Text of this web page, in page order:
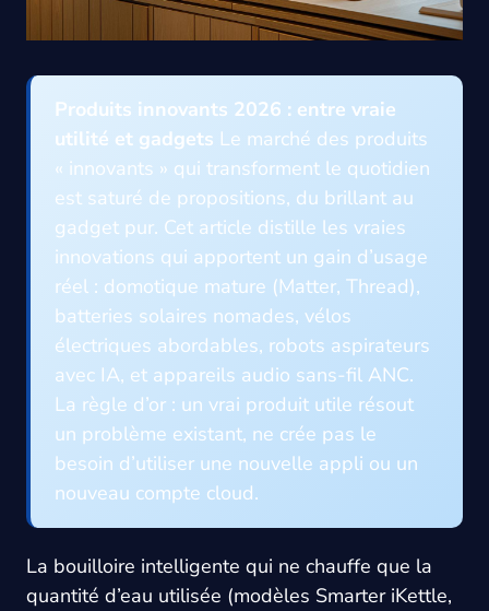
Produits innovants 2026 : entre vraie
utilité et gadgets Le marché des produits
« innovants » qui transforment le quotidien
est saturé de propositions, du brillant au
gadget pur. Cet article distille les vraies
innovations qui apportent un gain d’usage
réel : domotique mature (Matter, Thread),
batteries solaires nomades, vélos
électriques abordables, robots aspirateurs
avec IA, et appareils audio sans-fil ANC.
La règle d’or : un vrai produit utile résout
un problème existant, ne crée pas le
besoin d’utiliser une nouvelle appli ou un
nouveau compte cloud.
La bouilloire intelligente qui ne chauffe que la
quantité d’eau utilisée (modèles Smarter iKettle,